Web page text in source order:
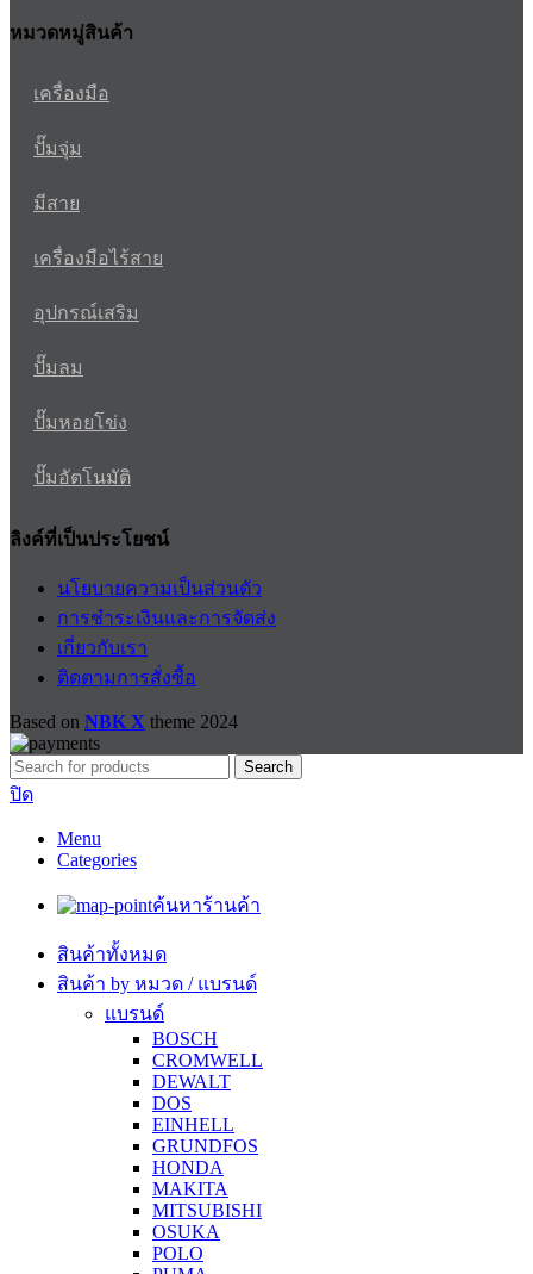
หมวดหมู่สินค้า
เครื่องมือ
ปั๊มจุ่ม
มีสาย
เครื่องมือไร้สาย
อุปกรณ์เสริม
ปั๊มลม
ปั๊มหอยโข่ง
ปั๊มอัตโนมัติ
ลิงค์ที่เป็นประโยชน์
นโยบายความเป็นส่วนตัว
การชำระเงินและการจัดส่ง
เกี่ยวกับเรา
ติดตามการสั่งซื้อ
Based on NBK X theme 2024
Search
ปิด
Menu
Categories
ค้นหาร้านค้า
สินค้าทั้งหมด
สินค้า by หมวด / แบรนด์
แบรนด์
BOSCH
CROMWELL
DEWALT
DOS
EINHELL
GRUNDFOS
HONDA
MAKITA
MITSUBISHI
OSUKA
POLO